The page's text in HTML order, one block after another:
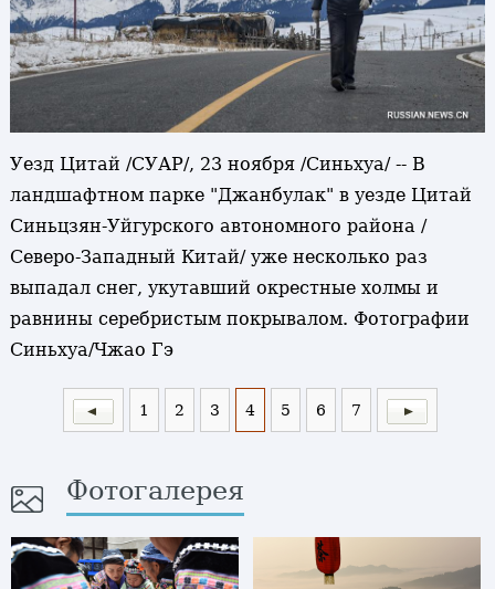
Уезд Цитай /СУАР/, 23 ноября /Синьхуа/ -- В
ландшафтном парке "Джанбулак" в уезде Цитай
Синьцзян-Уйгурского автономного района /
Северо-Западный Китай/ уже несколько раз
выпадал снег, укутавший окрестные холмы и
равнины серебристым покрывалом. Фотографии
Синьхуа/Чжао Гэ
1 2 3 4 5 6 7
Фотогалерея